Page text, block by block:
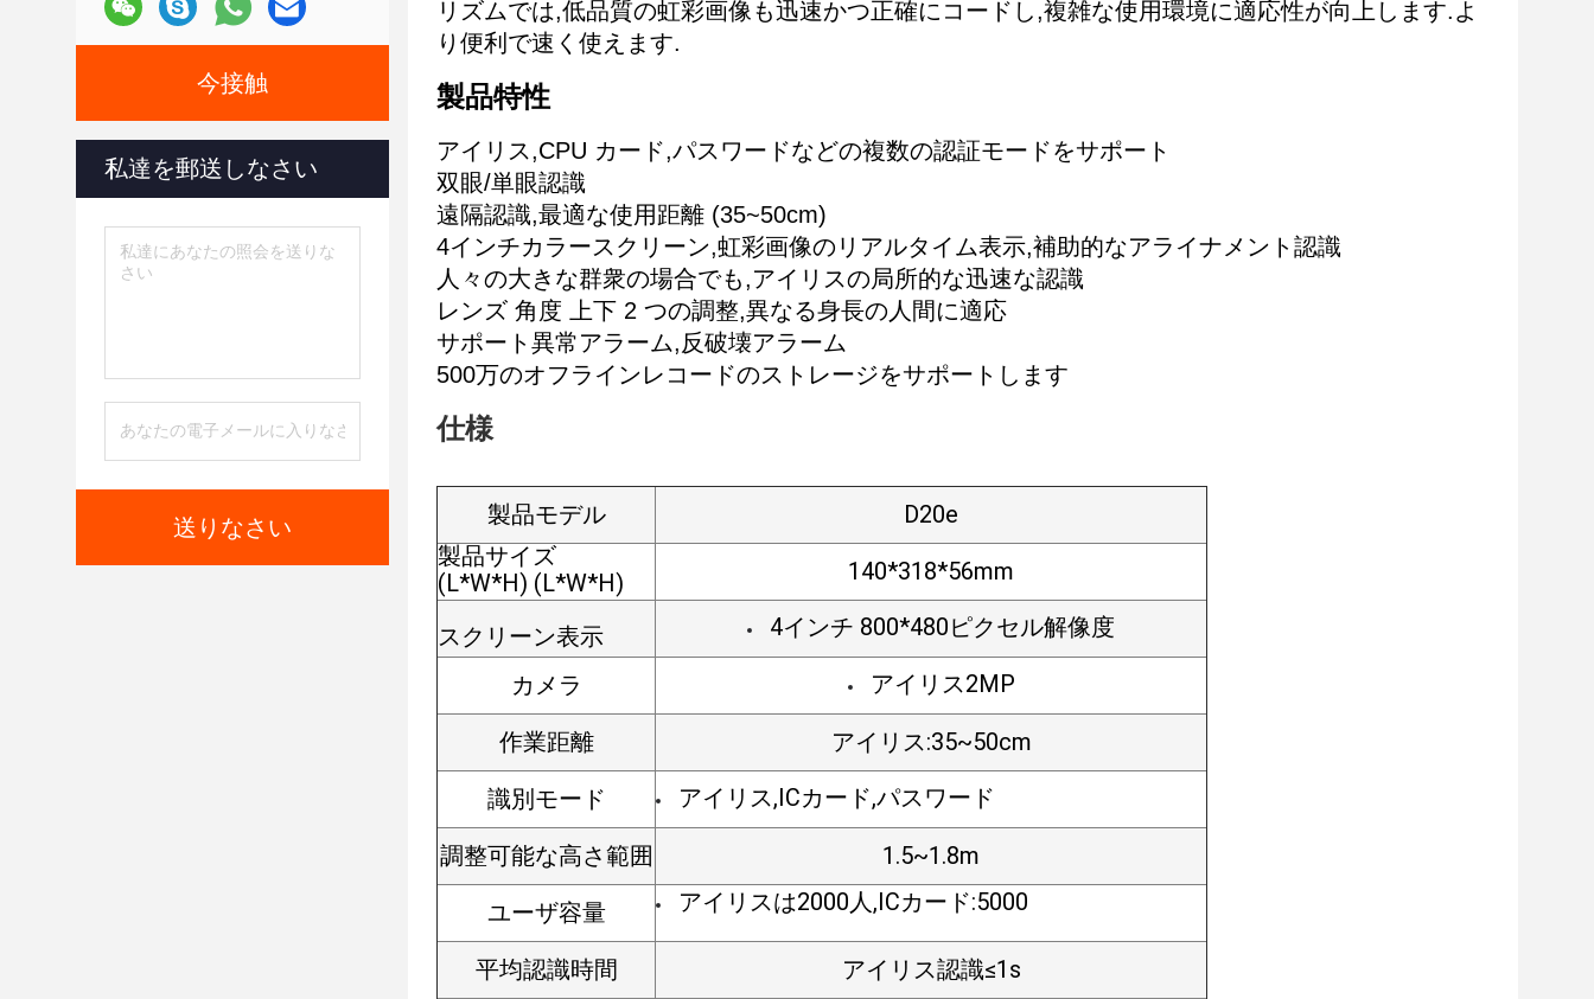
今接触
私達を郵送しなさい
送りなさい
リズムでは,低品質の虹彩画像も迅速かつ正確にコードし,複雑な使用環境に適応性が向上します.よ
り便利で速く使えます.
製品特性
アイリス,CPU カード,パスワードなどの複数の認証モードをサポート
双眼/単眼認識
遠隔認識,最適な使用距離 (35~50cm)
4インチカラースクリーン,虹彩画像のリアルタイム表示,補助的なアライナメント認識
人々の大きな群衆の場合でも,アイリスの局所的な迅速な認識
レンズ 角度 上下 2 つの調整,異なる身長の人間に適応
サポート異常アラーム,反破壊アラーム
500万のオフラインレコードのストレージをサポートします
仕様
製品モデル
D20e
製品サイズ
(L*W*H) (L*W*H)
140*318*56mm
スクリーン表示 4インチ 800*480ピクセル解像度
カメラ アイリス2MP
作業距離
アイリス:35~50cm
識別モード
アイリス,ICカード,パスワード
調整可能な高さ範囲
1.5~1.8m
ユーザ容量
アイリスは2000人,ICカード:5000
平均認識時間
アイリス認識≤1s